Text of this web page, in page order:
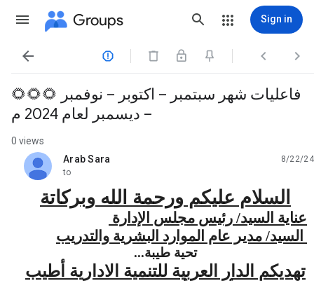
Groups Sign in
   
🌻🌻🌻 فاعليات شهر سبتمبر – اكتوبر – نوفمبر
– ديسمبر لعام 2024 م
0 views
Arab Sara
unread,
8/22/24
to
السلام عليكم ورحمة الله وبركاتة
عناية السيد/ رئيس مجلس الإدارة
السيد/ مدير عام الموارد البشرية والتدريب
تحية طيبة...
تهديكم الدار العربية للتنمية الادارية أطيب